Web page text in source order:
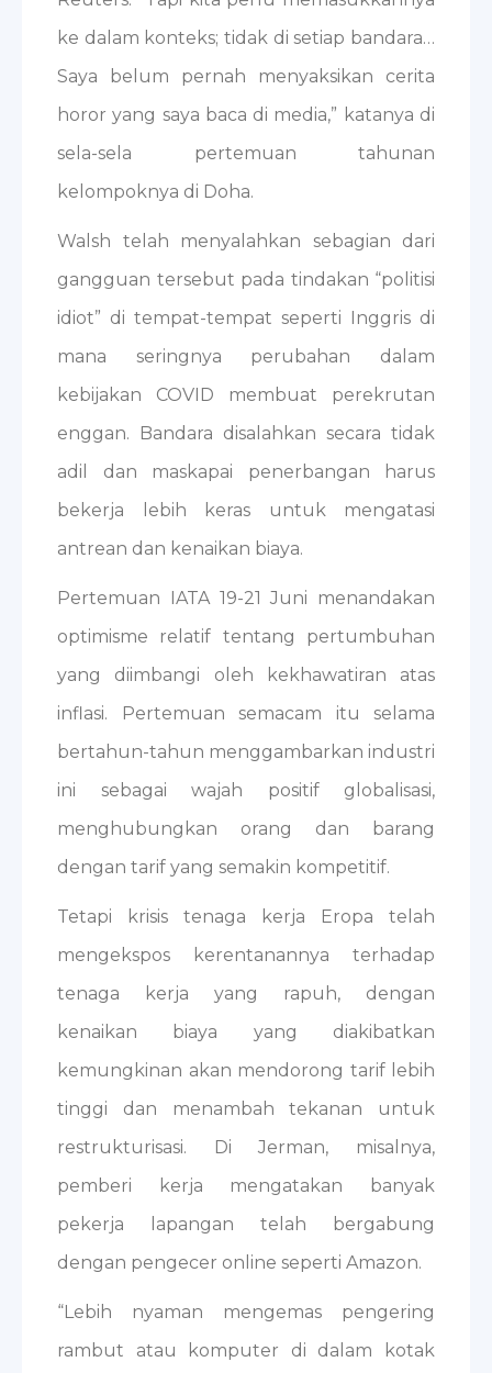
ke dalam konteks; tidak di setiap bandara…
Saya belum pernah menyaksikan cerita
horor yang saya baca di media,” katanya di
sela-sela pertemuan tahunan
kelompoknya di Doha.
Walsh telah menyalahkan sebagian dari
gangguan tersebut pada tindakan “politisi
idiot” di tempat-tempat seperti Inggris di
mana seringnya perubahan dalam
kebijakan COVID membuat perekrutan
enggan. Bandara disalahkan secara tidak
adil dan maskapai penerbangan harus
bekerja lebih keras untuk mengatasi
antrean dan kenaikan biaya.
Pertemuan IATA 19-21 Juni menandakan
optimisme relatif tentang pertumbuhan
yang diimbangi oleh kekhawatiran atas
inflasi. Pertemuan semacam itu selama
bertahun-tahun menggambarkan industri
ini sebagai wajah positif globalisasi,
menghubungkan orang dan barang
dengan tarif yang semakin kompetitif.
Tetapi krisis tenaga kerja Eropa telah
mengekspos kerentanannya terhadap
tenaga kerja yang rapuh, dengan
kenaikan biaya yang diakibatkan
kemungkinan akan mendorong tarif lebih
tinggi dan menambah tekanan untuk
restrukturisasi. Di Jerman, misalnya,
pemberi kerja mengatakan banyak
pekerja lapangan telah bergabung
dengan pengecer online seperti Amazon.
“Lebih nyaman mengemas pengering
rambut atau komputer di dalam kotak